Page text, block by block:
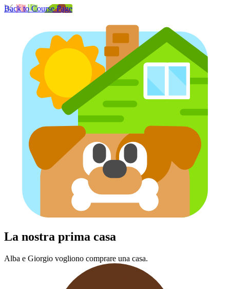
Back to Course Page
La nostra prima casa
Alba e Giorgio vogliono comprare una casa.